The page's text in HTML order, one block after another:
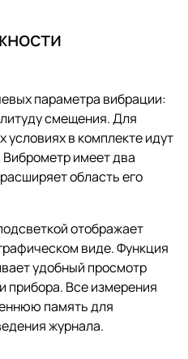
параметра вибрации:
смещения. Для
условиях в комплекте идут
имеет два
область его
отображает
виде. Функция
удобный просмотр
Все измерения
память для
журнала.